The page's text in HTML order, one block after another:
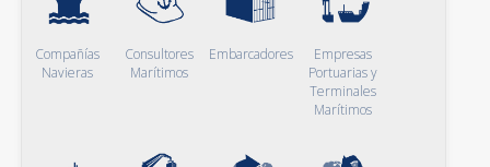
Compañías
Navieras
Consultores
Marítimos
Embarcadores
Empresas
Portuarias y
Terminales
Marítimos